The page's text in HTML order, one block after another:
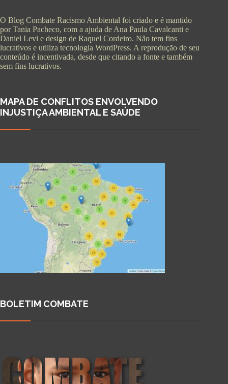
O Blog Combate Racismo Ambiental foi criado e é mantido
por Tania Pacheco, com a ajuda de Ana Paula Cavalcanti e
Daniel Levi e design de Raquel Cordeiro. Não tem fins
lucrativos e utiliza tecnologia WordPress. A reprodução de seu
conteúdo é incentivada, desde que citando a fonte e também
sem fins lucrativos.
MAPA DE CONFLITOS ENVOLVENDO
INJUSTIÇA AMBIENTAL E SAÚDE
BOLETIM COMBATE